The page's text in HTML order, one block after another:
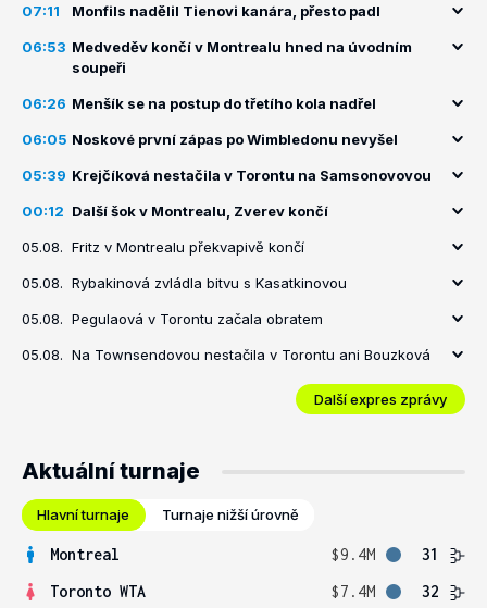
07:11 Monfils nadělil Tienovi kanára, přesto padl
06:53 Medveděv končí v Montrealu hned na úvodním
soupeři
06:26 Menšík se na postup do třetího kola nadřel
06:05 Noskové první zápas po Wimbledonu nevyšel
05:39 Krejčíková nestačila v Torontu na Samsonovovou
00:12 Další šok v Montrealu, Zverev končí
05.08. Fritz v Montrealu překvapivě končí
05.08. Rybakinová zvládla bitvu s Kasatkinovou
05.08. Pegulaová v Torontu začala obratem
05.08. Na Townsendovou nestačila v Torontu ani Bouzková
Další expres zprávy
Aktuální turnaje
Hlavní turnaje Turnaje nižší úrovně
Montreal $9.4M
31
Toronto WTA
$7.4M 32